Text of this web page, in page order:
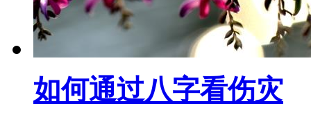
如何通过八字看伤灾